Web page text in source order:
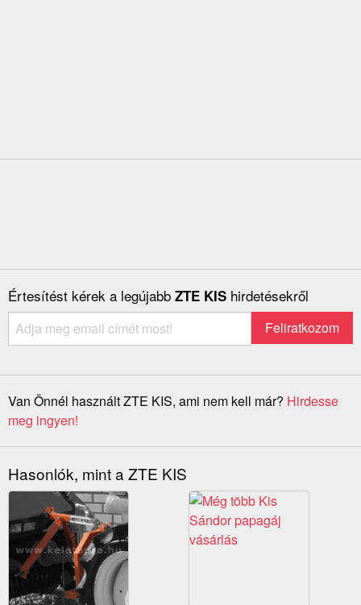
Értesítést kérek a legújabb ZTE KIS hirdetésekről
Van Önnél használt ZTE KIS, ami nem kell már? Hirdesse
meg ingyen!
Hasonlók, mint a ZTE KIS